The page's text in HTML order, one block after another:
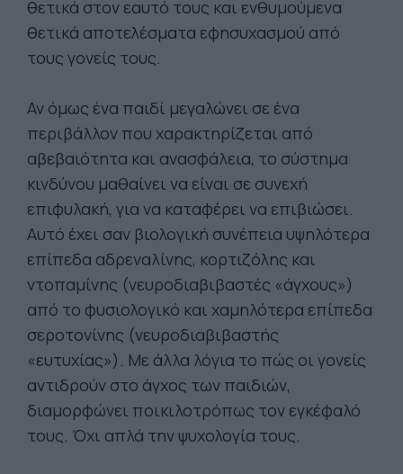
θετικά στον εαυτό τους και ενθυμούμενα
θετικά αποτελέσματα εφησυχασμού από
τους γονείς τους.
Αν όμως ένα παιδί μεγαλώνει σε ένα
περιβάλλον που χαρακτηρίζεται από
αβεβαιότητα και ανασφάλεια, το σύστημα
κινδύνου μαθαίνει να είναι σε συνεχή
επιφυλακή, για να καταφέρει να επιβιώσει.
Αυτό έχει σαν βιολογική συνέπεια υψηλότερα
επίπεδα αδρεναλίνης, κορτιζόλης και
ντοπαμίνης (νευροδιαβιβαστές «άγχους»)
από το φυσιολογικό και χαμηλότερα επίπεδα
σεροτονίνης (νευροδιαβιβαστής
«ευτυχίας»). Με άλλα λόγια το πώς οι γονείς
αντιδρούν στο άγχος των παιδιών,
διαμορφώνει ποικιλοτρόπως τον εγκέφαλό
τους. Όχι απλά την ψυχολογία τους.